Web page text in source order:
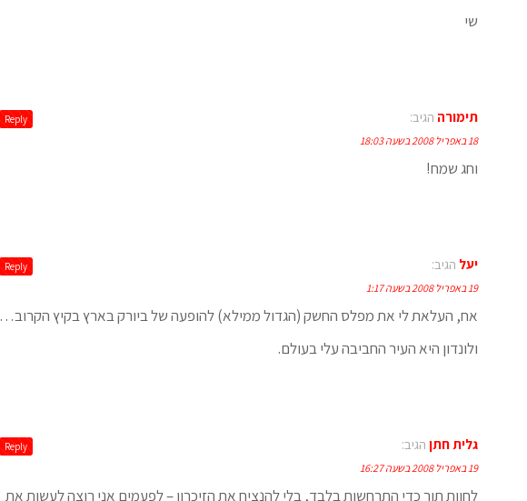
שי
תימורה הגיב:
18 באפריל 2008 בשעה 18:03
וחג שמח!
Reply
יעל הגיב:
19 באפריל 2008 בשעה 1:17
אח, העלאת לי את מפלס החשק (הגדול ממילא) להופעה של ביורק בארץ בקיץ הקרוב…
ולונדון היא העיר החביבה עלי בעולם.
Reply
גלית חתן הגיב:
19 באפריל 2008 בשעה 16:27
לחוות תוך כדי התרחשות בלבד, בלי להנציח את הזיכרון – לפעמים אני רוצה לעשות את
Reply